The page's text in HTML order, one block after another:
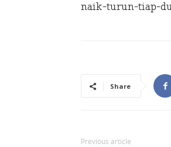
naik-turun-tiap-
Share
Previous article